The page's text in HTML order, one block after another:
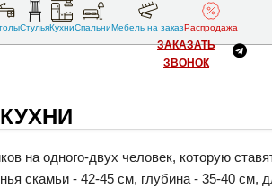
СтульяКухниСпальниМебель на заказРаспродажа
ЗАКАЗАТЬ
ЗВОНОК
на одного-двух человек, которую
скамьи - 42-45 см, глубина - 35-40 см,